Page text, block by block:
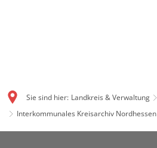
Sie sind hier: Landkreis & Verwaltung
Interkommunales Kreisarchiv Nordhessen